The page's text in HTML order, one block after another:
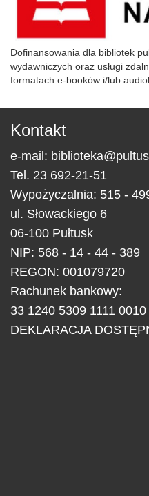
Dofinansowania dla bibliotek
wydawniczych oraz usługi
formatach e-booków i/lub
Kontakt
e-mail:
Tel. 23 692-21-51
Wypożyczalnia: 515 -
ul. Słowackiego 6
06-100 Pułtusk
NIP: 568 - 14 - 44 - 389
REGON: 001079720
Rachunek bankowy:
33 1240 5309 1111
DEKLARACJA